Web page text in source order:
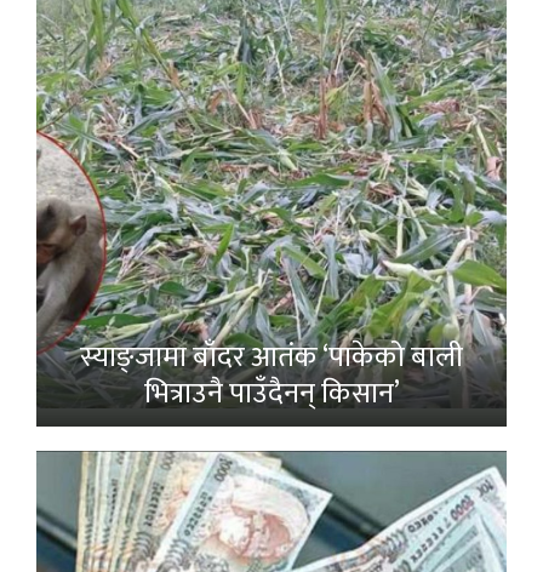
स्याङ्जामा बाँदर आतंक ‘पाकेको बाली
भित्राउनै पाउँदैनन् किसान’